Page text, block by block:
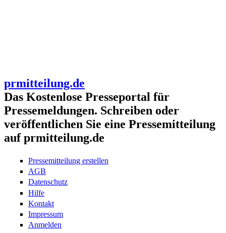
prmitteilung.de
Das Kostenlose Presseportal für
Pressemeldungen. Schreiben oder
veröffentlichen Sie eine Pressemitteilung
auf prmitteilung.de
Pressemitteilung erstellen
AGB
Datenschutz
Hilfe
Kontakt
Impressum
Anmelden